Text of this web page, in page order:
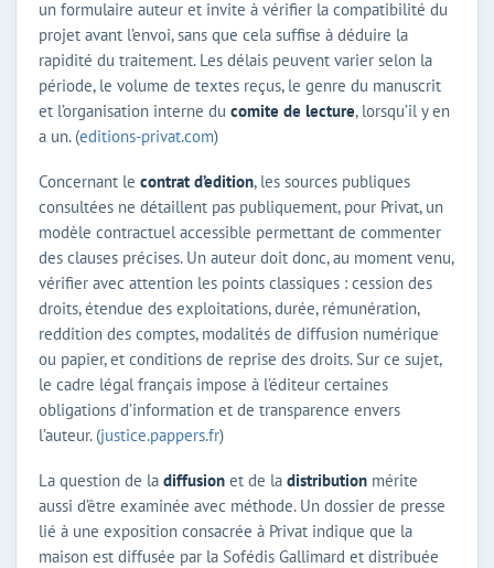
un formulaire auteur et invite à vérifier la compatibilité du
projet avant l’envoi, sans que cela suffise à déduire la
rapidité du traitement. Les délais peuvent varier selon la
période, le volume de textes reçus, le genre du manuscrit
et l’organisation interne du comite de lecture, lorsqu’il y en
a un. (editions-privat.com)
Concernant le contrat d’edition, les sources publiques
consultées ne détaillent pas publiquement, pour Privat, un
modèle contractuel accessible permettant de commenter
des clauses précises. Un auteur doit donc, au moment venu,
vérifier avec attention les points classiques : cession des
droits, étendue des exploitations, durée, rémunération,
reddition des comptes, modalités de diffusion numérique
ou papier, et conditions de reprise des droits. Sur ce sujet,
le cadre légal français impose à l’éditeur certaines
obligations d’information et de transparence envers
l’auteur. (justice.pappers.fr)
La question de la diffusion et de la distribution mérite
aussi d’être examinée avec méthode. Un dossier de presse
lié à une exposition consacrée à Privat indique que la
maison est diffusée par la Sofédis Gallimard et distribuée